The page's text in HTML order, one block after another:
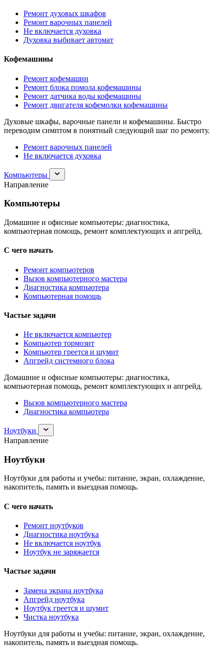
Ремонт духовых шкафов
Ремонт варочных панелей
Не включается духовка
Духовка выбивает автомат
Кофемашины
Ремонт кофемашин
Ремонт блока помола кофемашины
Ремонт датчика воды кофемашины
Ремонт двигателя кофемолки кофемашины
Духовые шкафы, варочные панели и кофемашины. Быстро
переводим симптом в понятный следующий шаг по ремонту.
Ремонт варочных панелей
Не включается духовка
Компьютеры
Раскрыть
раздел
Направление
Компьютеры
Домашние и офисные компьютеры: диагностика,
компьютерная помощь, ремонт комплектующих и апгрейд.
С чего начать
Ремонт компьютеров
Вызов компьютерного мастера
Диагностика компьютера
Компьютерная помощь
Частые задачи
Не включается компьютер
Компьютер тормозит
Компьютер греется и шумит
Апгрейд системного блока
Домашние и офисные компьютеры: диагностика,
компьютерная помощь, ремонт комплектующих и апгрейд.
Вызов компьютерного мастера
Диагностика компьютера
Ноутбуки
Раскрыть
раздел
Ноутбуки
Направление
Ноутбуки
Ноутбуки для работы и учебы: питание, экран, охлаждение,
накопитель, память и выездная помощь.
С чего начать
Ремонт ноутбуков
Диагностика ноутбука
Не включается ноутбук
Ноутбук не заряжается
Частые задачи
Замена экрана ноутбука
Апгрейд ноутбука
Ноутбук греется и шумит
Чистка ноутбука
Ноутбуки для работы и учебы: питание, экран, охлаждение,
накопитель, память и выездная помощь.